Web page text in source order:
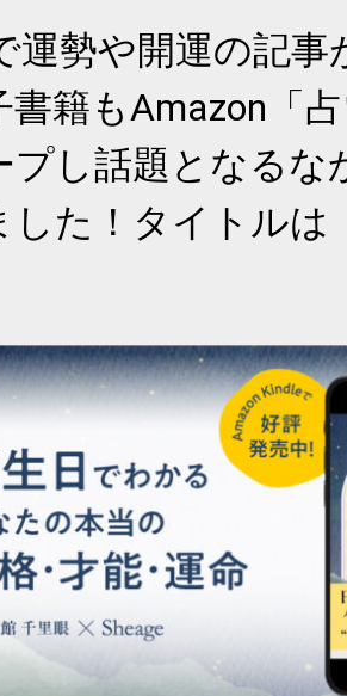
運勢や開運の記
書籍もAmazon「
プし話題となるな
した！タイトルは